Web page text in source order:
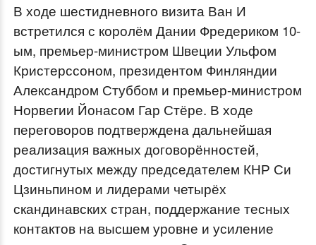
В ходе шестидневного визита Ван И
встретился с королём Дании Фредериком 10-
ым, премьер-министром Швеции Ульфом
Кристерссоном, президентом Финляндии
Александром Стуббом и премьер-министром
Норвегии Йонасом Гар Стёре. В ходе
переговоров подтверждена дальнейшая
реализация важных договорённостей,
достигнутых между председателем КНР Си
Цзиньпином и лидерами четырёх
скандинавских стран, поддержание тесных
контактов на высшем уровне и усиление